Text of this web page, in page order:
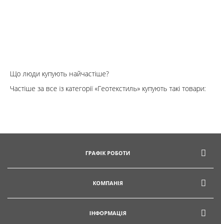
Що люди купують найчастіше?
Частіше за все із категорії «Геотекстиль» купують такі товари:
ГРАФІК РОБОТИ
КОМПАНІЯ
ІНФОРМАЦІЯ